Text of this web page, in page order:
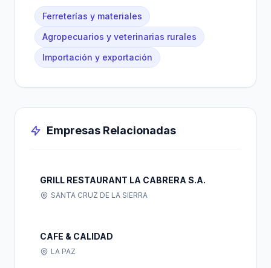
Ferreterías y materiales
Agropecuarios y veterinarias rurales
Importación y exportación
Empresas Relacionadas
GRILL RESTAURANT LA CABRERA S.A.
SANTA CRUZ DE LA SIERRA
CAFE & CALIDAD
LA PAZ